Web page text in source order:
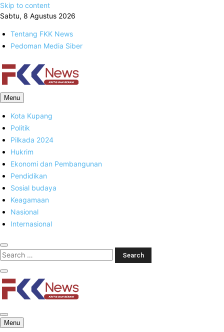
Skip to content
Sabtu, 8 Agustus 2026
Tentang FKK News
Pedoman Media Siber
FKK News
Menu
Kota Kupang
Politik
Pilkada 2024
Hukrim
Ekonomi dan Pembangunan
Pendidikan
Sosial budaya
Keagamaan
Nasional
Internasional
FKK News
Menu